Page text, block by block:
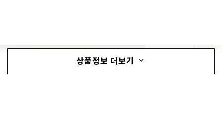
상품정보 더보기